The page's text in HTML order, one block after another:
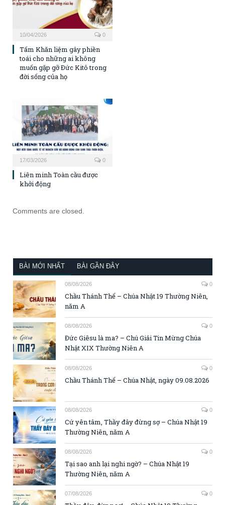
10/04/2026 0
Tấm Khăn liệm gây phiền
toái cho những ai không
muốn gặp gỡ Đức Kitô trong
đời sống của họ
17/03/2026 0
Liên minh Toàn cầu được
khởi động
Comments are closed.
BÀI MỚI NHẤT BÀI GẦN ĐÂY
08/08/2026 0
Chầu Thánh Thể – Chúa Nhật 19 Thường Niên,
năm A
08/08/2026 0
Đức Giêsu là ma? – Chú Giải Tin Mừng Chúa
Nhật XIX Thường Niên A
08/08/2026 0
Chầu Thánh Thể – Chúa Nhật, ngày 09.08.2026
08/08/2026 0
Cứ yên tâm, Thầy đây đừng sợ – Chúa Nhật 19
Thường Niên, năm A
08/08/2026 0
Tại sao anh lại nghi ngờ? – Chúa Nhật 19
Thường Niên, năm A
07/08/2026 0